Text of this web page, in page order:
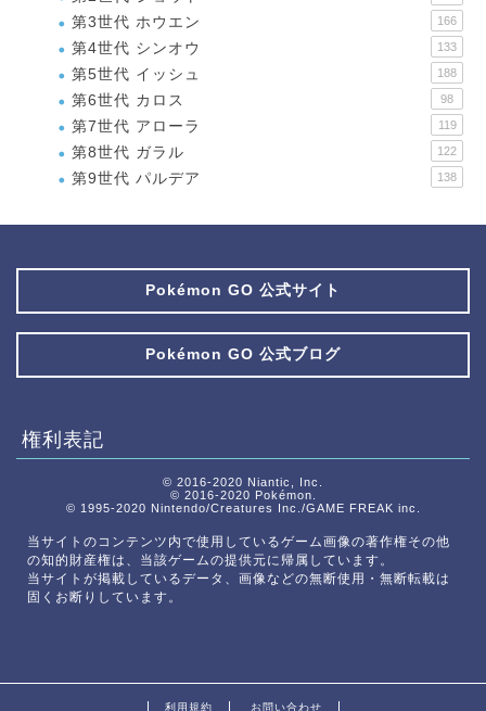
第3世代 ホウエン 166
第4世代 シンオウ 133
第5世代 イッシュ 188
第6世代 カロス 98
第7世代 アローラ 119
第8世代 ガラル 122
第9世代 パルデア 138
Pokémon GO 公式サイト
Pokémon GO 公式ブログ
権利表記
© 2016-2020 Niantic, Inc.
© 2016-2020 Pokémon.
© 1995-2020 Nintendo/Creatures Inc./GAME FREAK inc.
当サイトのコンテンツ内で使用しているゲーム画像の著作権その他
の知的財産権は、当該ゲームの提供元に帰属しています。
当サイトが掲載しているデータ、画像などの無断使用・無断転載は
固くお断りしています。
利用規約 お問い合わせ